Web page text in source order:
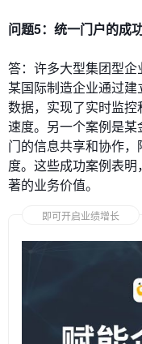
问题5：统一门户的成
答：许多大型集团型企
某国际制造企业通过
数据，实现了实时监
速度。另一个案例是
门的信息共享和协作
度。这些成功案例表
著的业务价值。
即可开启业绩增长